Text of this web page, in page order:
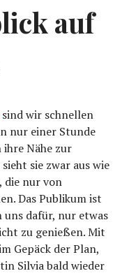
auf
sind wir schnellen
nur einer Stunde
Nähe zur
sie zwar aus wie
die nur von
Das Publikum ist
uns dafür, nur etwas
zu genießen. Mit
Gepäck der Plan,
Silvia bald wieder